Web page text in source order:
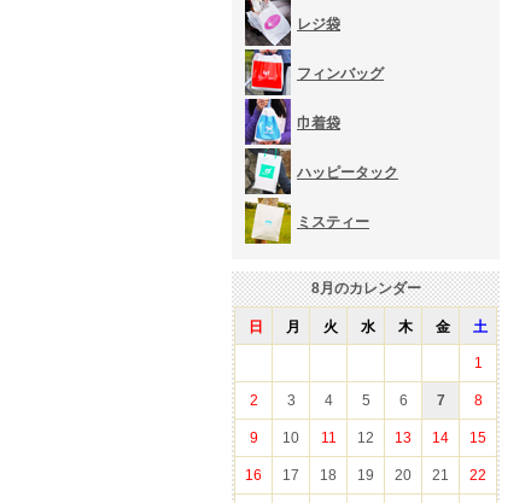
レジ袋
フィンバッグ
巾着袋
ハッピータック
ミスティー
8月のカレンダー
日 月 火 水 木 金 土
1
2 3 4 5 6 7 8
9 10 11 12 13 14 15
16 17 18 19 20 21 22